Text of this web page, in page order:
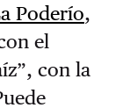
Poderío,
el
con la